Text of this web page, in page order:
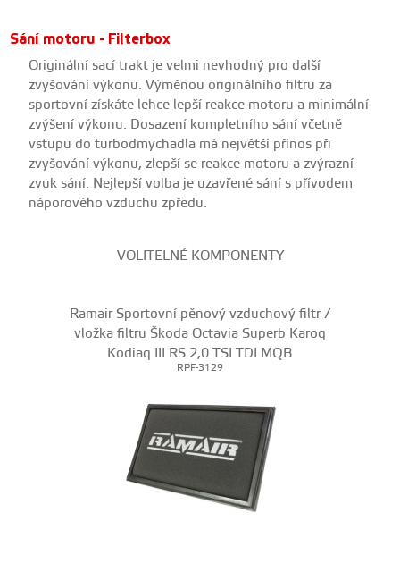
Sání motoru - Filterbox
Originální sací trakt je velmi nevhodný pro další
zvyšování výkonu. Výměnou originálního filtru za
sportovní získáte lehce lepší reakce motoru a minimální
zvýšení výkonu. Dosazení kompletního sání včetně
vstupu do turbodmychadla má největší přínos při
zvyšování výkonu, zlepší se reakce motoru a zvýrazní
zvuk sání. Nejlepší volba je uzavřené sání s přívodem
náporového vzduchu zpředu.
VOLITELNÉ KOMPONENTY
Ramair Sportovní pěnový vzduchový filtr /
vložka filtru Škoda Octavia Superb Karoq
Kodiaq III RS 2,0 TSI TDI MQB
RPF-3129